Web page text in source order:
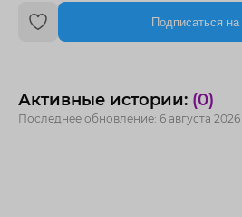
Подписаться
Активные истории: (0)
Последнее обновление: 6 августа 2026